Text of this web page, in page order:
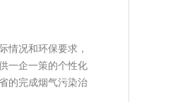
情况和环保要求，
一企一策的个性化
的完成烟气污染治